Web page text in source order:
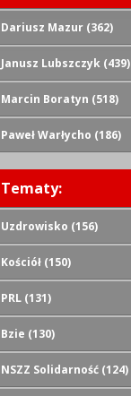
Dariusz Mazur (362)
Janusz Lubszczyk (439)
Marcin Boratyn (518)
Paweł Warłycho (186)
Tematy:
Uzdrowisko (156)
Kościół (150)
PRL (131)
Bzie (130)
NSZZ Solidarność (124)